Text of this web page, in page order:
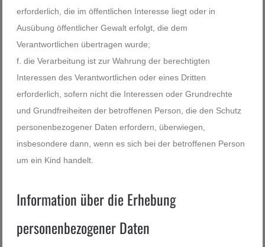
erforderlich, die im öffentlichen Interesse liegt oder in
Ausübung öffentlicher Gewalt erfolgt, die dem
Verantwortlichen übertragen wurde;
die Verarbeitung ist zur Wahrung der berechtigten
Interessen des Verantwortlichen oder eines Dritten
erforderlich, sofern nicht die Interessen oder Grundrechte
und Grundfreiheiten der betroffenen Person, die den Schutz
personenbezogener Daten erfordern, überwiegen,
insbesondere dann, wenn es sich bei der betroffenen Person
um ein Kind handelt.
Information über die Erhebung
personenbezogener Daten